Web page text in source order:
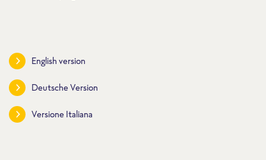
English version
Deutsche Version
Versione Italiana